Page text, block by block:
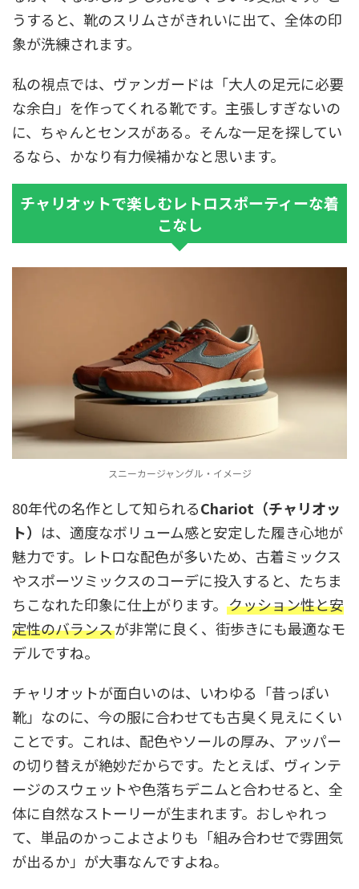
うすると、靴のスリムさがきれいに出て、全体の印
象が洗練されます。
私の視点では、ヴァンガードは「大人の足元に必要
な余白」を作ってくれる靴です。主張しすぎないの
に、ちゃんとセンスがある。そんな一足を探してい
るなら、かなり有力候補かなと思います。
チャリオットで楽しむレトロスポーティーな着
こなし
スニーカージャングル・イメージ
80年代の名作として知られるChariot（チャリオッ
ト） は、適度なボリューム感と安定した履き心地が
魅力です。レトロな配色が多いため、古着ミックス
やスポーツミックスのコーデに投入すると、たちま
ちこなれた印象に仕上がります。 クッション性と安
定性のバランスが非常に良く、街歩きにも最適なモ
デルですね。
チャリオットが面白いのは、いわゆる「昔っぽい
靴」なのに、今の服に合わせても古臭く見えにくい
ことです。これは、配色やソールの厚み、アッパー
の切り替えが絶妙だからです。たとえば、ヴィンテ
ージのスウェットや色落ちデニムと合わせると、全
体に自然なストーリーが生まれます。おしゃれっ
て、単品のかっこよさよりも「組み合わせで雰囲気
が出るか」が大事なんですよね。